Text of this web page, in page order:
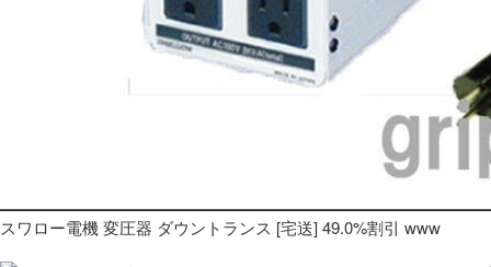
スワロー電機 変圧器 ダウントランス [宅送] 49.0%割引 www